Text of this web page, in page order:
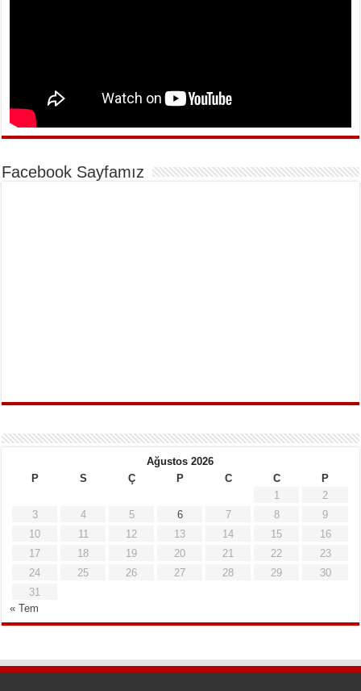
Facebook Sayfamız
Ağustos 2026
P
S Ç P C C
P
1
2
3
4 5 6 7 8
9
10
11 12 13 14 15
16
17
18 19 20 21 22
23
24
25 26 27 28 29
30
31
« Tem